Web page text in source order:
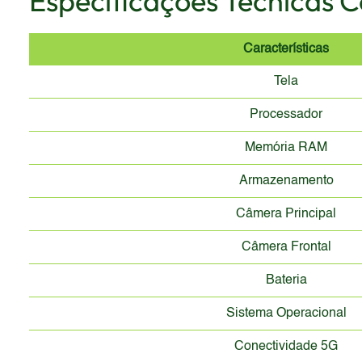
Características
Tela
Processador
Memória RAM
Armazenamento
Câmera Principal
Câmera Frontal
Bateria
Sistema Operacional
Conectividade 5G